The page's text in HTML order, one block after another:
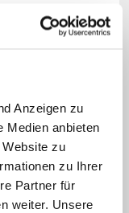
Anzeigen zu
Medien anbieten
zu
zu Ihrer
Partner für
weiter. Unsere
werden.
der
beim
des Ersten
der
im Licht der